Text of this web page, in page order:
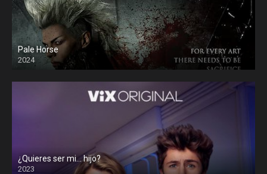
Pale Horse
2024
¿Quieres ser mi… hijo?
2023